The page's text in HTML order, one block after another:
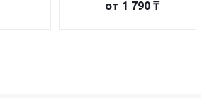
от 1 790 ₸